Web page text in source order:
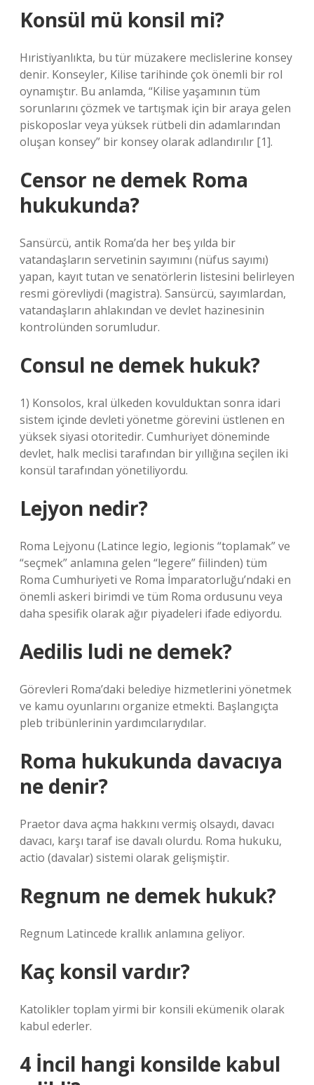
Konsül mü konsil mi?
Hıristiyanlıkta, bu tür müzakere meclislerine konsey
denir. Konseyler, Kilise tarihinde çok önemli bir rol
oynamıştır. Bu anlamda, “Kilise yaşamının tüm
sorunlarını çözmek ve tartışmak için bir araya gelen
piskoposlar veya yüksek rütbeli din adamlarından
oluşan konsey” bir konsey olarak adlandırılır [1].
Censor ne demek Roma
hukukunda?
Sansürcü, antik Roma’da her beş yılda bir
vatandaşların servetinin sayımını (nüfus sayımı)
yapan, kayıt tutan ve senatörlerin listesini belirleyen
resmi görevliydi (magistra). Sansürcü, sayımlardan,
vatandaşların ahlakından ve devlet hazinesinin
kontrolünden sorumludur.
Consul ne demek hukuk?
1) Konsolos, kral ülkeden kovulduktan sonra idari
sistem içinde devleti yönetme görevini üstlenen en
yüksek siyasi otoritedir. Cumhuriyet döneminde
devlet, halk meclisi tarafından bir yıllığına seçilen iki
konsül tarafından yönetiliyordu.
Lejyon nedir?
Roma Lejyonu (Latince legio, legionis “toplamak” ve
“seçmek” anlamına gelen “legere” fiilinden) tüm
Roma Cumhuriyeti ve Roma İmparatorluğu’ndaki en
önemli askeri birimdi ve tüm Roma ordusunu veya
daha spesifik olarak ağır piyadeleri ifade ediyordu.
Aedilis ludi ne demek?
Görevleri Roma’daki belediye hizmetlerini yönetmek
ve kamu oyunlarını organize etmekti. Başlangıçta
pleb tribünlerinin yardımcılarıydılar.
Roma hukukunda davacıya
ne denir?
Praetor dava açma hakkını vermiş olsaydı, davacı
davacı, karşı taraf ise davalı olurdu. Roma hukuku,
actio (davalar) sistemi olarak gelişmiştir.
Regnum ne demek hukuk?
Regnum Latincede krallık anlamına geliyor.
Kaç konsil vardır?
Katolikler toplam yirmi bir konsili ekümenik olarak
kabul ederler.
4 İncil hangi konsilde kabul